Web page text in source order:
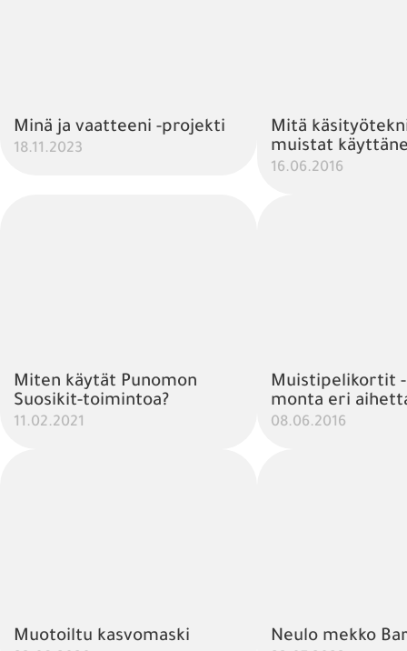
Minä ja vaatteeni -projekti
18.11.2023
Mitä
muistat
16.06.2016
Miten käytät Punomon
Suosikit-toimintoa?
11.02.2021
Muistipelikortit -
monta eri
08.06.2016
Muotoiltu kasvomaski Neulo mekko